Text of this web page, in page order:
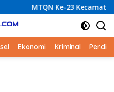
MTQN Ke-23 Kecamatan
Ekonomi Kriminal